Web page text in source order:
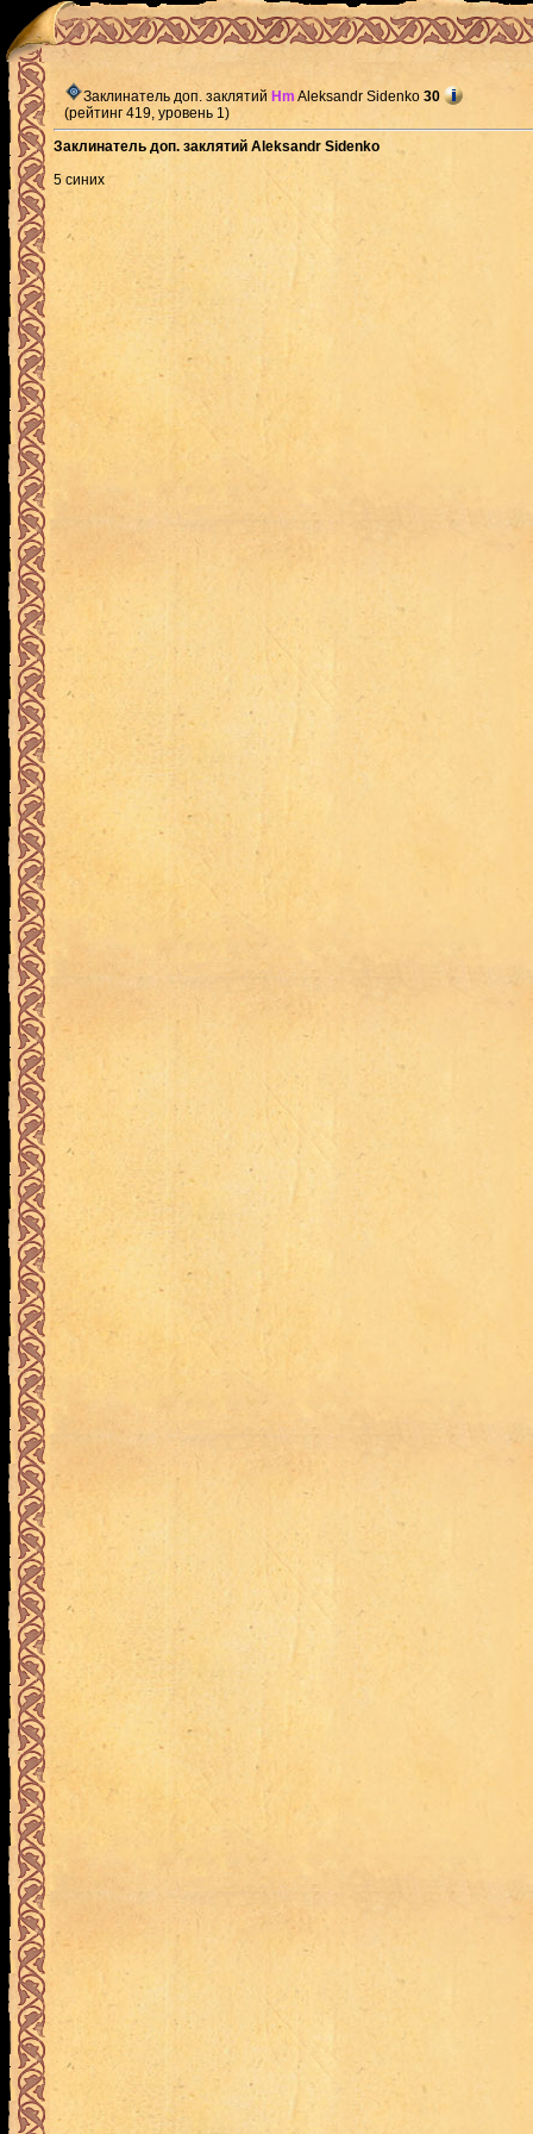
Заклинатель доп. заклятий Hm Aleksandr Sidenko 30
(рейтинг 419, уровень 1)
Заклинатель доп. заклятий Aleksandr Sidenko
5 синих